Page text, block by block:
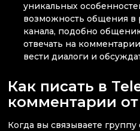
уникальных
возможность общения в
канала, подобно
отвечать на
вести диалоги и
Как писать в
комментарии
Когда вы связываете